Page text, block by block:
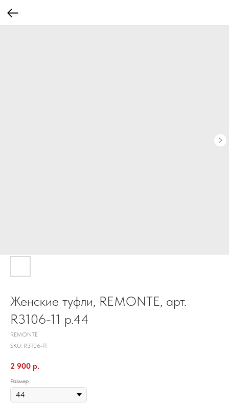
Женские туфли, REMONTE, арт.
R3106-11 р.44
REMONTE
SKU: R3106-11
2 900 р.
Размер